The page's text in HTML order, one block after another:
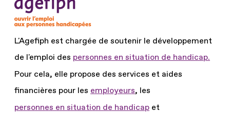
L'Agefiph est chargée de soutenir le développement
de l'emploi des personnes en situation de handicap.
Pour cela, elle propose des services et aides
financières pour les employeurs, les
personnes en situation de handicap et